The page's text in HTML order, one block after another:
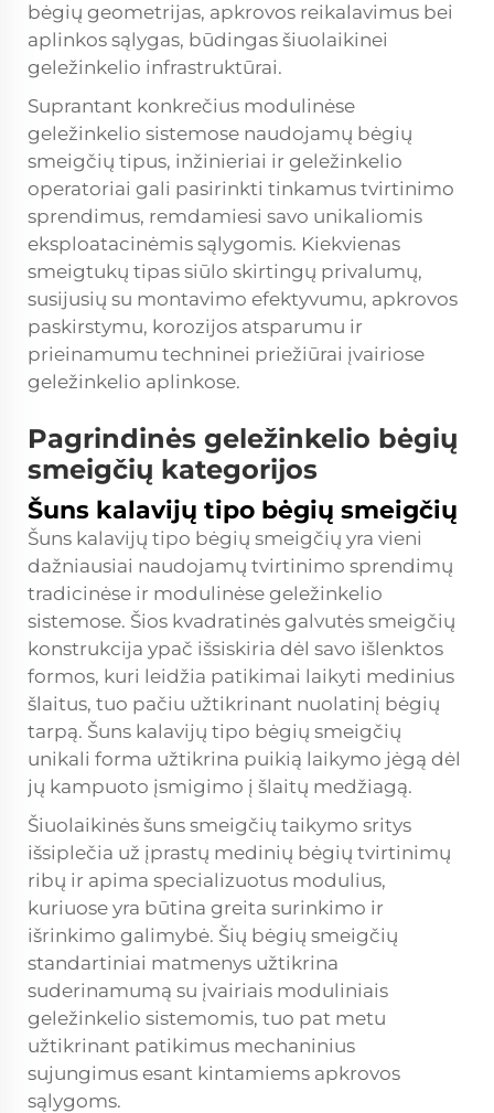
bėgių geometrijas, apkrovos reikalavimus bei
aplinkos sąlygas, būdingas šiuolaikinei
geležinkelio infrastruktūrai.
Suprantant konkrečius modulinėse
geležinkelio sistemose naudojamų bėgių
smeigčių tipus, inžinieriai ir geležinkelio
operatoriai gali pasirinkti tinkamus tvirtinimo
sprendimus, remdamiesi savo unikaliomis
eksploatacinėmis sąlygomis. Kiekvienas
smeigtukų tipas siūlo skirtingų privalumų,
susijusių su montavimo efektyvumu, apkrovos
paskirstymu, korozijos atsparumu ir
prieinamumu techninei priežiūrai įvairiose
geležinkelio aplinkose.
Pagrindinės geležinkelio bėgių
smeigčių kategorijos
Šuns kalavijų tipo bėgių smeigčių
Šuns kalavijų tipo bėgių smeigčių yra vieni
dažniausiai naudojamų tvirtinimo sprendimų
tradicinėse ir modulinėse geležinkelio
sistemose. Šios kvadratinės galvutės smeigčių
konstrukcija ypač išsiskiria dėl savo išlenktos
formos, kuri leidžia patikimai laikyti medinius
šlaitus, tuo pačiu užtikrinant nuolatinį bėgių
tarpą. Šuns kalavijų tipo bėgių smeigčių
unikali forma užtikrina puikią laikymo jėgą dėl
jų kampuoto įsmigimo į šlaitų medžiagą.
Šiuolaikinės šuns smeigčių taikymo sritys
išsiplečia už įprastų medinių bėgių tvirtinimų
ribų ir apima specializuotus modulius,
kuriuose yra būtina greita surinkimo ir
išrinkimo galimybė. Šių bėgių smeigčių
standartiniai matmenys užtikrina
suderinamumą su įvairiais moduliniais
geležinkelio sistemomis, tuo pat metu
užtikrinant patikimus mechaninius
sujungimus esant kintamiems apkrovos
sąlygoms.